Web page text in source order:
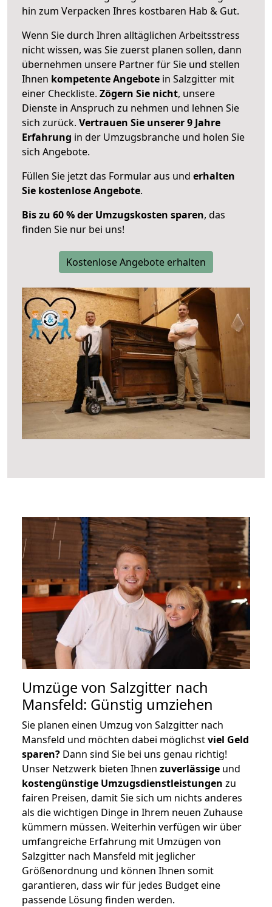
hin zum Verpacken Ihres kostbaren Hab & Gut.
Wenn Sie durch Ihren alltäglichen Arbeitsstress
nicht wissen, was Sie zuerst planen sollen, dann
übernehmen unsere Partner für Sie und stellen
Ihnen kompetente Angebote in Salzgitter mit
einer Checkliste. Zögern Sie nicht, unsere
Dienste in Anspruch zu nehmen und lehnen Sie
sich zurück. Vertrauen Sie unserer 9 Jahre
Erfahrung in der Umzugsbranche und holen Sie
sich Angebote.
Füllen Sie jetzt das Formular aus und erhalten
Sie kostenlose Angebote.
Bis zu 60 % der Umzugskosten sparen, das
finden Sie nur bei uns!
Kostenlose Angebote erhalten
Umzüge von Salzgitter nach
Mansfeld: Günstig umziehen
Sie planen einen Umzug von Salzgitter nach
Mansfeld und möchten dabei möglichstviel Geld
sparen? Dann sind Sie bei uns genau richtig!
Unser Netzwerk bieten Ihnen zuverlässige und
kostengünstige Umzugsdienstleistungen zu
fairen Preisen, damit Sie sich um nichts anderes
als die wichtigen Dinge in Ihrem neuen Zuhause
kümmern müssen. Weiterhin verfügen wir über
umfangreiche Erfahrung mit Umzügen von
Salzgitter nach Mansfeld mit jeglicher
Größenordnung und können Ihnen somit
garantieren, dass wir für jedes Budget eine
passende Lösung finden werden.